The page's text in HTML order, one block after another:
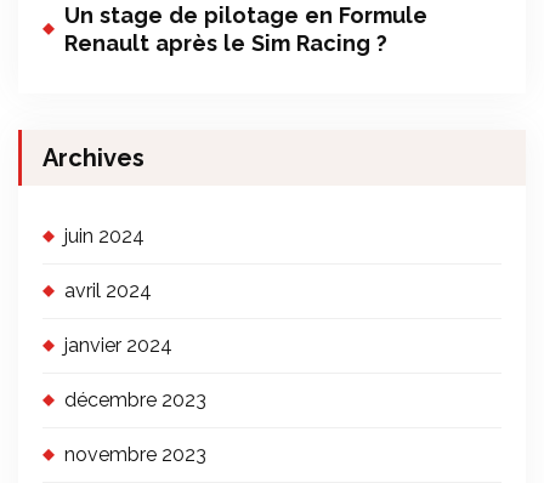
Un stage de pilotage en Formule
Renault après le Sim Racing ?
Archives
juin 2024
avril 2024
janvier 2024
décembre 2023
novembre 2023